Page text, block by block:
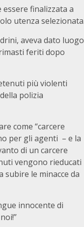
finalizzata a
utenza
aveva dato luogo
feriti dopo
più violenti
polizia
come “carcere
per gli agenti – e la
di un carcere
vengono rieducati
le minacce da
innocente di